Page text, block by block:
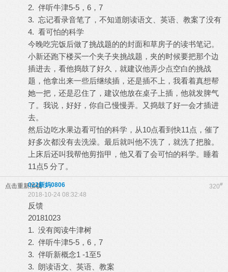
2. 伴听牛津5-5，6，7
3. 忘记看录音笔了，不知道朗读语文、英语、教案了没有
4. 看可怕的科学
今晚吃完饭后做了挑战题的的封面和草房子的读书笔记。
小新还跑下楼买一个夹子夹挑战题，夹的时候要把那个边
插进去，看他捣鼓了好久，就建议他弄少点空白的挑战
题，他拿出来一些后继续插，还是插不上，我看着真想帮
她一把，还是忍住了，建议他放在桌子上插，他就发脾气
了。我说，好好，你自己慢慢弄。又捣鼓了好一会才插进
去。
然后边吃水果边看可怕的科学，从10点看到快11点，催了
好多次都没有去洗澡。最后就叫他不洗了，就洗了把脸。
上床后还叫我帮他剪指甲，他又看了会可怕的科学。睡着
11点5 分了。
点击重新加载 320#
022新妈0806
2018-10-24 08:32:48
反馈
20181023
1. 没有阅读牛津树
2. 伴听牛津5-5，6，7
3. 伴听新概念1 -1至5
3. 朗读语文、英语、教案